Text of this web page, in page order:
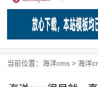
当前位置： 海洋cms > 海洋